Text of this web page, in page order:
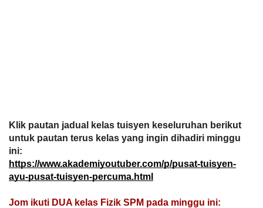
Klik pautan jadual kelas tuisyen keseluruhan berikut
untuk pautan terus kelas yang ingin dihadiri minggu
ini:
https://www.akademiyoutuber.com/p/pusat-tuisyen-
ayu-pusat-tuisyen-percuma.html
Jom ikuti DUA kelas Fizik SPM pada minggu ini: